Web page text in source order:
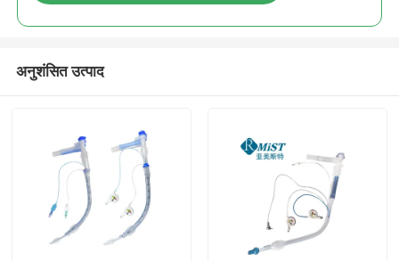
अनुशंसित उत्पाद